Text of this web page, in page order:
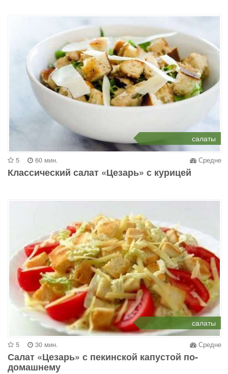
салаты
5 60 мин. Средне
Классический салат «Цезарь» с курицей
салаты
5 30 мин. Средне
Салат «Цезарь» с пекинской капустой по-
домашнему